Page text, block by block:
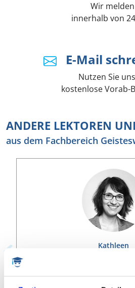
Wir melden
innerhalb von 24
E-Mail
Nutzen Sie
kostenlose Vorab-
ANDERE LEKTOREN
aus dem Fachbereich
Kathleen